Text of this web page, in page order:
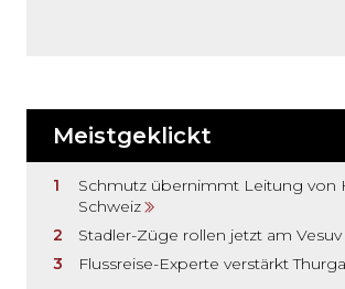
Meistgeklickt
Schmutz übernimmt Leitung von
Schweiz
Stadler-Züge rollen jetzt am Vesuv
Flussreise-Experte verstärkt